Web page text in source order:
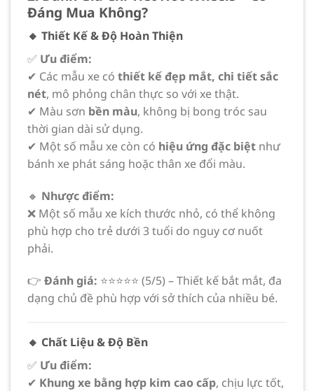
Đáng Mua Không?
🔸 Thiết Kế & Độ Hoàn Thiện
✅ Ưu điểm:
✔ Các mẫu xe có thiết kế đẹp mắt, chi tiết sắc
nét, mô phỏng chân thực so với xe thật.
✔ Màu sơn bền màu, không bị bong tróc sau
thời gian dài sử dụng.
✔ Một số mẫu xe còn có hiệu ứng đặc biệt như
bánh xe phát sáng hoặc thân xe đổi màu.
🔸 Nhược điểm:
❌ Một số mẫu xe kích thước nhỏ, có thể không
phù hợp cho trẻ dưới 3 tuổi do nguy cơ nuốt
phải.
👉 Đánh giá: ⭐⭐⭐⭐⭐ (5/5) – Thiết kế bắt mắt, đa
dạng chủ đề phù hợp với sở thích của nhiều bé.
🔸 Chất Liệu & Độ Bền
✅ Ưu điểm:
✔ Khung xe bằng hợp kim cao cấp, chịu lực tốt,